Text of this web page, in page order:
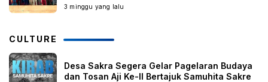
3 minggu yang lalu
CULTURE
Desa Sakra Segera Gelar Pagelaran Budaya
dan Tosan Aji Ke-II Bertajuk Samuhita Sakre